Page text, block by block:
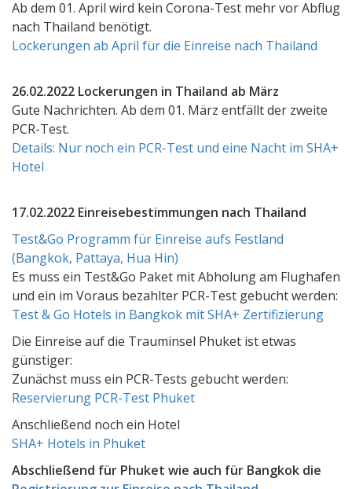
Ab dem 01. April wird kein Corona-Test mehr vor Abflug
nach Thailand benötigt.
Lockerungen ab April für die Einreise nach Thailand
26.02.2022 Lockerungen in Thailand ab März
Gute Nachrichten. Ab dem 01. März entfällt der zweite
PCR-Test.
Details: Nur noch ein PCR-Test und eine Nacht im SHA+
Hotel
17.02.2022 Einreisebestimmungen nach Thailand
Test&Go Programm für Einreise aufs Festland
(Bangkok, Pattaya, Hua Hin)
Es muss ein Test&Go Paket mit Abholung am Flughafen
und ein im Voraus bezahlter PCR-Test gebucht werden:
Test & Go Hotels in Bangkok mit SHA+ Zertifizierung
Die Einreise auf die Trauminsel Phuket ist etwas
günstiger:
Zunächst muss ein PCR-Tests gebucht werden:
Reservierung PCR-Test Phuket
Anschließend noch ein Hotel
SHA+ Hotels in Phuket
Abschließend für Phuket wie auch für Bangkok die